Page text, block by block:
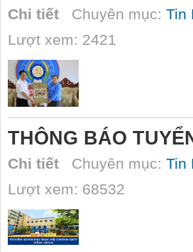
Chi tiết Chuyên mục: Tin
Lượt xem: 2421
THÔNG BÁO
Chi tiết Chuyên mục: Tin
Lượt xem: 68532